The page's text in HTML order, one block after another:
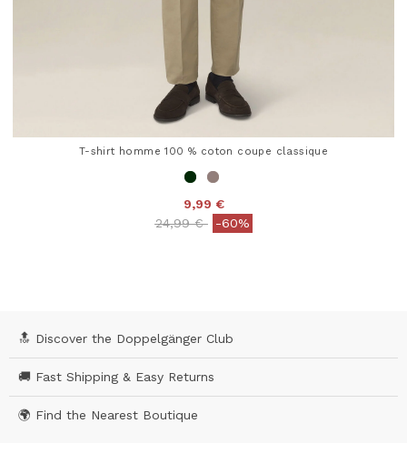
T-shirt homme 100 % coton coupe classique
9,99 €
Price reduced from
24,99 €to-60%
🔝 Discover the Doppelgänger Club
🚚 Fast Shipping & Easy Returns
🌍 Find the Nearest Boutique